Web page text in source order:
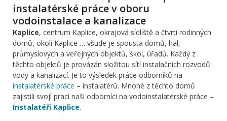
instalatérské práce v oboru
vodoinstalace a kanalizace
Kaplice, centrum Kaplice, okrajová sídliště a čtvrti rodinných
domů, okolí Kaplice … všude je spousta domů, hal,
průmyslových a veřejných objektů, škol, úřadů. Každý z
těchto objektů je provázán složitou sítí instalačních rozvodů
vody a kanalizací. Je to výsledek práce odborníků na
instalatérské práce – instalatérů. Mnohé z těchto domů
zajistili svojí prací naši odborníci na vodoinstalatérské práce –
Instalatéři Kaplice.